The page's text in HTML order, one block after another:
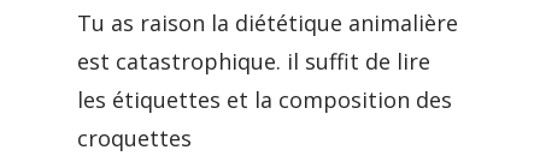
Tu as raison la diététique animalière
est catastrophique. il suffit de lire
les étiquettes et la composition des
croquettes